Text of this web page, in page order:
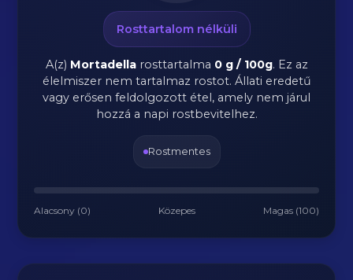
Rosttartalom nélküli
A(z) Mortadellarosttartalma 0 g / 100g. Ez az
élelmiszer nem tartalmaz rostot. Állati eredetű
vagy erősen feldolgozott étel, amely nem járul
hozzá a napi rostbevitelhez.
Rostmentes
Alacsony (0) Közepes Magas (100)